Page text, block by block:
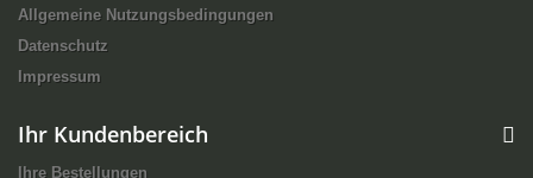
Allgemeine Nutzungsbedingungen
Datenschutz
Impressum
Ihr Kundenbereich
Ihre Bestellungen